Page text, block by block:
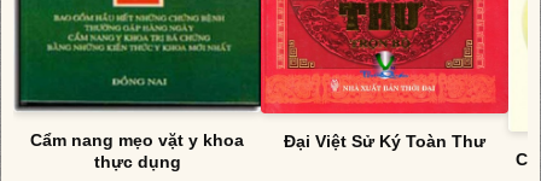
Cẩm nang mẹo vặt y khoa
thực dụng
Đại Việt Sử Ký Toàn Thư